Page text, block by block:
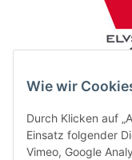
Wie wir
Durch Klicken auf
Einsatz folgender
Vimeo, Google